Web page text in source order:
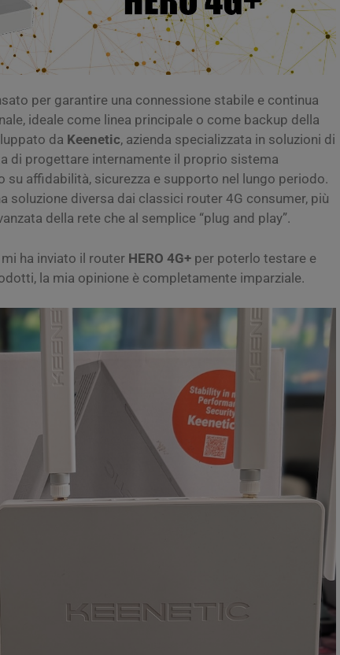
per garantire una connessione stabile e continua
ideale come linea principale o come backup della
da Keenetic, azienda specializzata in soluzioni di
di progettare internamente il proprio sistema
su affidabilità, sicurezza e supporto nel lungo periodo.
soluzione diversa dai classici router 4G consumer, più
della rete che al semplice “plug and play”.
mi ha inviato il router HERO 4G+ per poterlo testare e
la mia opinione è completamente imparziale.